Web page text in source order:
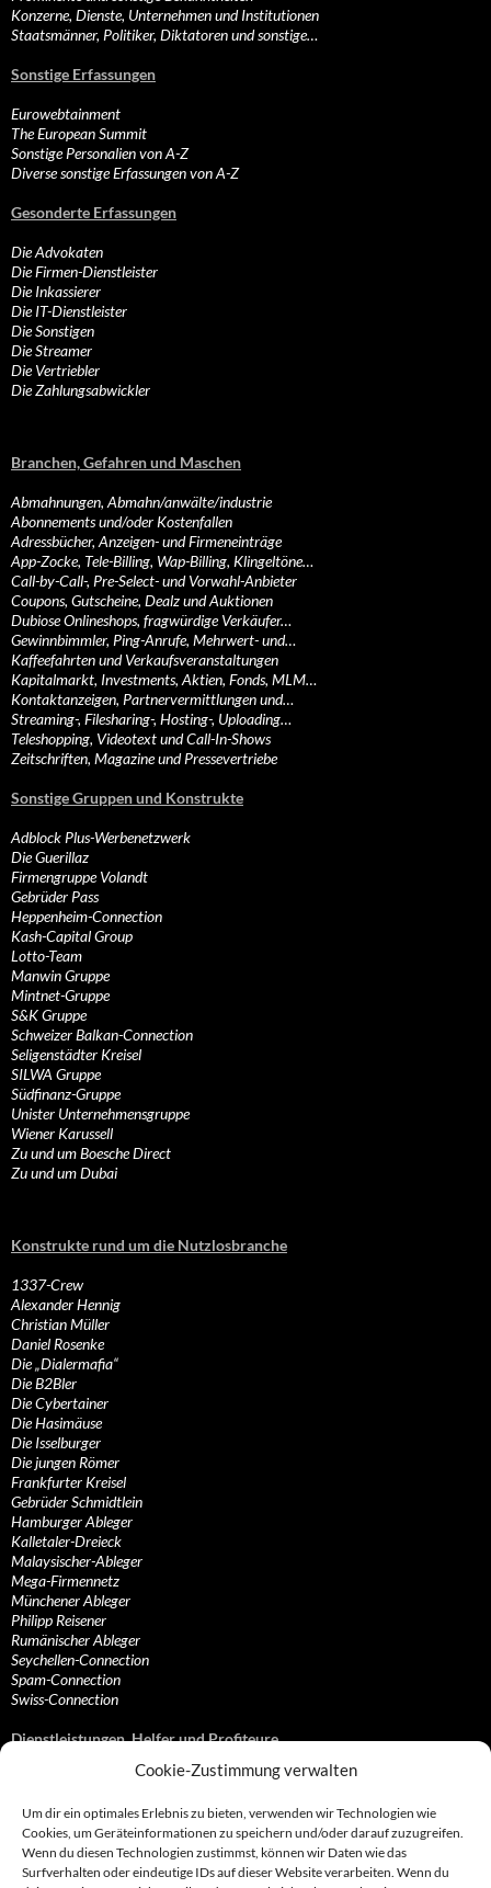
Cookie-Zustimmung verwalten
Um dir ein optimales Erlebnis zu bieten, verwenden wir Technologien wie
Cookies, um Geräteinformationen zu speichern und/oder darauf zuzugreifen.
Wenn du diesen Technologien zustimmst, können wir Daten wie das
Surfverhalten oder eindeutige IDs auf dieser Website verarbeiten. Wenn du
Konzerne, Dienste, Unternehmen und Institutionen
Staatsmänner, Politiker, Diktatoren und sonstige…
Sonstige Erfassungen
Eurowebtainment
The European Summit
Sonstige Personalien von A-Z
Diverse sonstige Erfassungen von A-Z
Gesonderte Erfassungen
Die Advokaten
Die Firmen-Dienstleister
Die Inkassierer
Die IT-Dienstleister
Die Sonstigen
Die Streamer
Die Vertriebler
Die Zahlungsabwickler
Branchen, Gefahren und Maschen
Abmahnungen, Abmahn/anwälte/industrie
Abonnements und/oder Kostenfallen
Adressbücher, Anzeigen- und Firmeneinträge
App-Zocke, Tele-Billing, Wap-Billing, Klingeltöne…
Call-by-Call-, Pre-Select- und Vorwahl-Anbieter
Coupons, Gutscheine, Dealz und Auktionen
Dubiose Onlineshops, fragwürdige Verkäufer…
Gewinnbimmler, Ping-Anrufe, Mehrwert- und…
Kaffeefahrten und Verkaufsveranstaltungen
Kapitalmarkt, Investments, Aktien, Fonds, MLM…
Kontaktanzeigen, Partnervermittlungen und…
Streaming-, Filesharing-, Hosting-, Uploading…
Teleshopping, Videotext und Call-In-Shows
Zeitschriften, Magazine und Pressevertriebe
Sonstige Gruppen und Konstrukte
Adblock Plus-Werbenetzwerk
Die Guerillaz
Firmengruppe Volandt
Gebrüder Pass
Heppenheim-Connection
Kash-Capital Group
Lotto-Team
Manwin Gruppe
Mintnet-Gruppe
S&K Gruppe
Schweizer Balkan-Connection
Seligenstädter Kreisel
SILWA Gruppe
Südfinanz-Gruppe
Unister Unternehmensgruppe
Wiener Karussell
Zu und um Boesche Direct
Zu und um Dubai
Konstrukte rund um die Nutzlosbranche
1337-Crew
Alexander Hennig
Christian Müller
Daniel Rosenke
Die „Dialermafia“
Die B2Bler
Die Cybertainer
Die Hasimäuse
Die Isselburger
Die jungen Römer
Frankfurter Kreisel
Gebrüder Schmidtlein
Hamburger Ableger
Kalletaler-Dreieck
Malaysischer-Ableger
Mega-Firmennetz
Münchener Ableger
Philipp Reisener
Rumänischer Ableger
Seychellen-Connection
Spam-Connection
Swiss-Connection
Dienstleistungen, Helfer und Profiteure
Anonymisierungsdienste, VPN- und Web-Proxy…
Bezahlsysteme, Finanzdienstleister und…
Bürodienstleister, Firmengründer- und/oder…
Datenhändler, Adressbroker und zielgerichtetes…
Hosting, Routing, Provider, Domain-, Web- und…